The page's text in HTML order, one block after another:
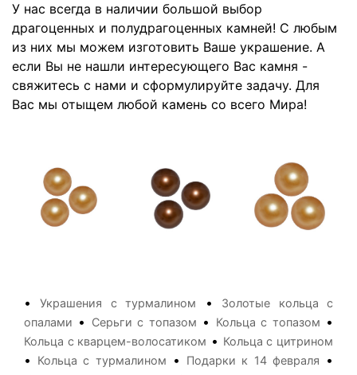
У нас всегда в наличии большой выбор
драгоценных и полудрагоценных камней! С любым
из них мы можем изготовить Ваше украшение. А
если Вы не нашли интересующего Вас камня -
свяжитесь с нами и сформулируйте задачу. Для
Вас мы отыщем любой камень со всего Мира!
•Украшения с турмалином •
Золотые кольца с
опалами • Серьги с топазом • Кольца с топазом •
Кольца с кварцем-волосатиком • Кольца с цитрином
• Кольца с турмалином • Подарки к 14 февраля •